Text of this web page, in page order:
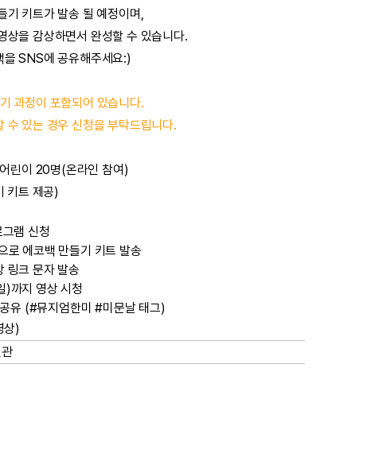
기 키트가 발송 될 예정이며,
상을 감상하면서 완성할 수 있습니다.
을 SNS에 공유해주세요:)
과정이 포함되어 있습니다.
수 있는 경우 신청을 부탁드립니다.
린이 20명(온라인 참여)
키트 제공)
램 신청
에코백 만들기 키트 발송
링크 문자 발송
까지 영상 시청
유 (#뮤지엄한미 #미문날 태그)
상)